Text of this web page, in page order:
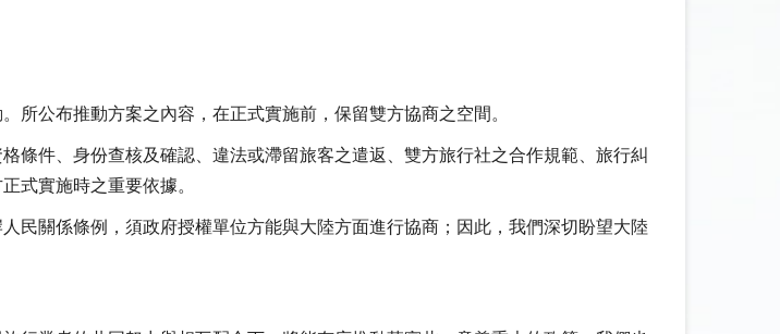
所公布推動方案之內容，在正式實施前，保留雙方協商之空間。
條件、身份查核及確認、違法或滯留旅客之遣返、雙方旅行社之合作規範、旅行糾
式實施時之重要依據。
民關係條例，須政府授權單位方能與大陸方面進行協商；因此，我們深切盼望大陸